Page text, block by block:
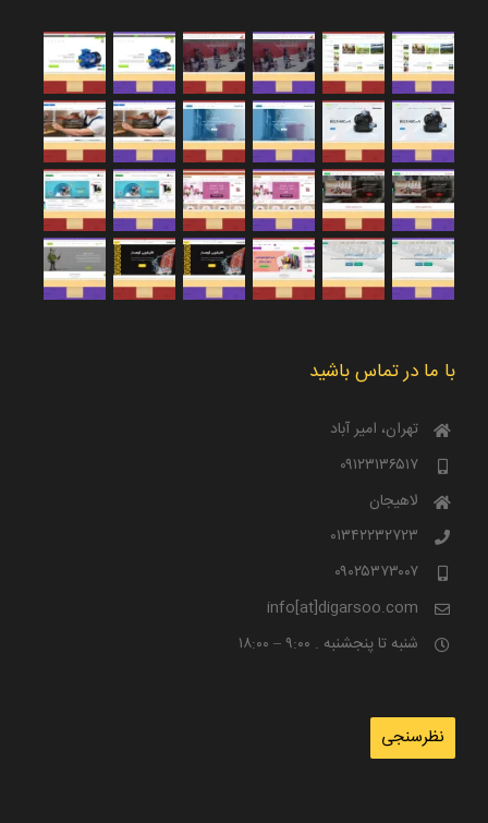
با ما در تماس باشید
تهران، امیر آباد
۰۹۱۲۳۱۳۶۵۱۷
لاهیجان
۰۱۳۴۲۲۳۲۷۲۳
۰۹۰۲۵۳۷۳۰۰۷
info[at]digarsoo.com
شنبه تا پنجشنبه . ۹:۰۰ – ۱۸:۰۰
نظرسنجی